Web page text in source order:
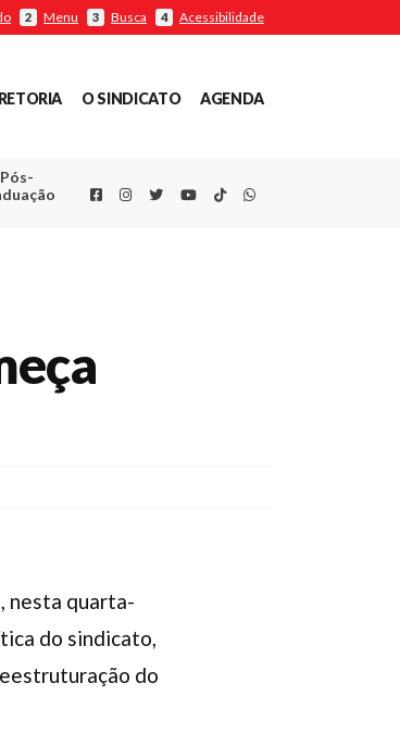
2 Menu 3 Busca 4 Acessibilidade
O SINDICATO AGENDA
Pós-
FacebookInstagram
TwitterYoutube
TikTokWhatsapp
nesta quarta-
do sindicato,
do